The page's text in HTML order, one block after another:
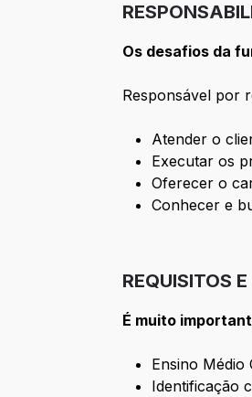
Os desafios da
Responsável por
Atender o
Executar os
Oferecer o
Conhecer e
REQUISITOS
É muito
Ensino Médio
Identificação